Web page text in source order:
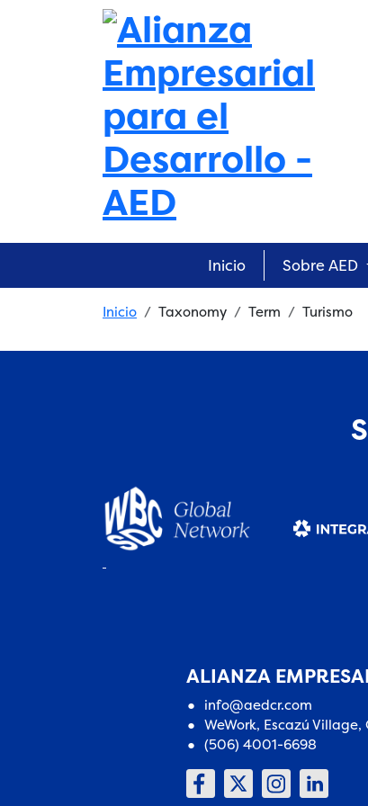
Skip to main content
Main navigation
Inicio Sobre AED
Breadcrumb
Inicio Taxonomy Term Turismo
ALIANZA
info@aedcr.com
WeWork, Escazú
(506) 4001-6698